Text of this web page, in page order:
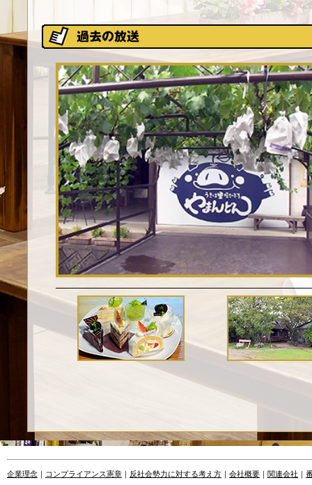
企業理念 ｜ コンプライアンス憲章 ｜ 反社会勢力に対する考え方 ｜ 会社概要 ｜ 関連会社 ｜